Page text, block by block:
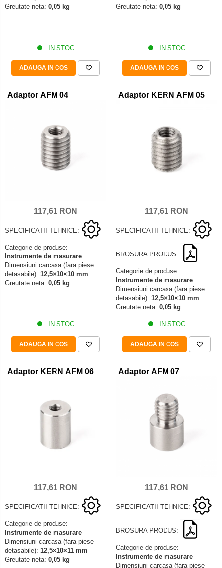
Greutate neta: 0,05 kg
IN STOC
ADAUGA IN COS
Greutate neta: 0,05 kg
IN STOC
ADAUGA IN COS
Adaptor AFM 04
117,61 RON
SPECIFICATII TEHNICE:
Categorie de produse:
Instrumente de masurare
Dimensiuni carcasa (fara piese
detasabile): 12,5×10×10 mm
Greutate neta: 0,05 kg
IN STOC
ADAUGA IN COS
Adaptor KERN AFM 05
117,61 RON
SPECIFICATII TEHNICE:
BROSURA PRODUS:
Categorie de produse:
Instrumente de masurare
Dimensiuni carcasa (fara piese
detasabile): 12,5×10×10 mm
Greutate neta: 0,05 kg
IN STOC
ADAUGA IN COS
Adaptor KERN AFM 06
117,61 RON
SPECIFICATII TEHNICE:
Categorie de produse:
Instrumente de masurare
Dimensiuni carcasa (fara piese
detasabile): 12,5×10×11 mm
Greutate neta: 0,05 kg
Adaptor AFM 07
117,61 RON
SPECIFICATII TEHNICE:
BROSURA PRODUS:
Categorie de produse:
Instrumente de masurare
Dimensiuni carcasa (fara piese